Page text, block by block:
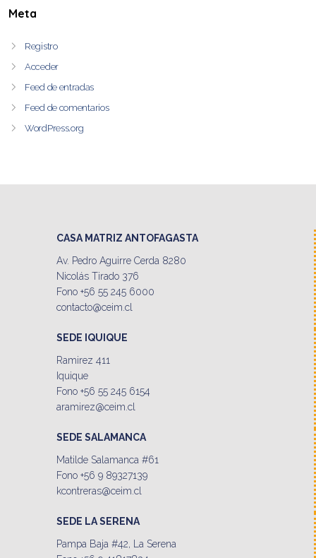
Meta
Registro
Acceder
Feed de entradas
Feed de comentarios
WordPress.org
CASA MATRIZ ANTOFAGASTA
Av. Pedro Aguirre Cerda 8280
Nicolás Tirado 376
Fono +56 55 245 6000
contacto@ceim.cl
SEDE IQUIQUE
Ramirez 411
Iquique
Fono +56 55 245 6154
aramirez@ceim.cl
SEDE SALAMANCA
Matilde Salamanca #61
Fono +56 9 89327139
kcontreras@ceim.cl
SEDE LA SERENA
Pampa Baja #42, La Serena